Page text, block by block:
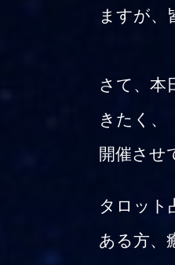
ますが、
さて、本
きたく、
開催させ
タロット
ある方、